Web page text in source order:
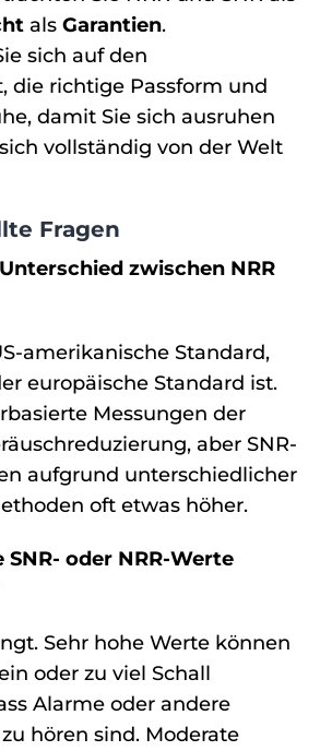
als Garantien.
sich auf den
die richtige Passform und
damit Sie sich ausruhen
vollständig von der Welt
Fragen
zwischen NRR
amerikanische Standard,
europäische Standard ist.
Messungen der
aber SNR-
aufgrund unterschiedlicher
oft etwas höher.
SNR- oder NRR-Werte
Sehr hohe Werte können
oder zu viel Schall
Alarme oder andere
hören sind. Moderate